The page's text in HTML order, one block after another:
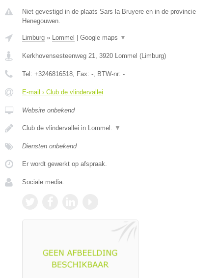
Niet gevestigd in de plaats Sars la Bruyere en in de provincie
Henegouwen.
Limburg » Lommel Google maps ▼
Kerkhovensesteenweg 21 3920 Lommel ( Limburg)
Tel: +3246816518 , Fax: - , BTW-nr: -
E-mail › Club de vlindervallei
Website onbekend
Club de vlindervallei in Lommel. ▼
Diensten onbekend
Er wordt gewerkt op afspraak.
Sociale media: